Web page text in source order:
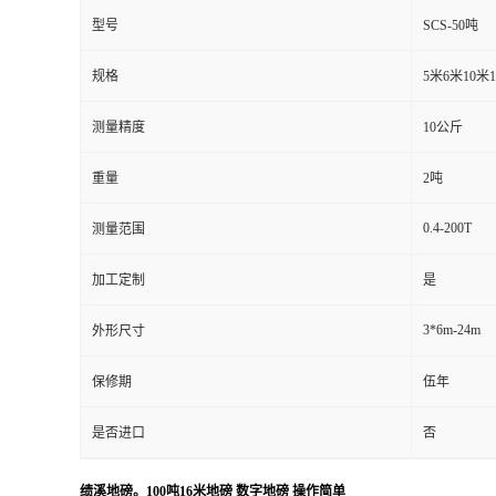
型号 SCS-50吨
规格 5米6米10米
测量精度 10公斤
重量 2吨
测量范围 0.4-200T
加工定制 是
外形尺寸 3*6m-24m
保修期 伍年
是否进口 否
绩溪地磅。100吨16米地磅 数字地磅 操作简单